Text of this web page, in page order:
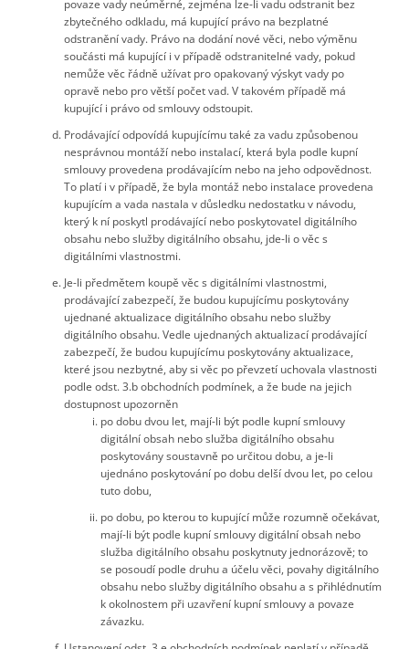
povaze vady neúměrné, zejména lze-li vadu odstranit bez
zbytečného odkladu, má kupující právo na bezplatné
odstranění vady. Právo na dodání nové věci, nebo výměnu
součásti má kupující i v případě odstranitelné vady, pokud
nemůže věc řádně užívat pro opakovaný výskyt vady po
opravě nebo pro větší počet vad. V takovém případě má
kupující i právo od smlouvy odstoupit.
Prodávající odpovídá kupujícímu také za vadu způsobenou
nesprávnou montáží nebo instalací, která byla podle kupní
smlouvy provedena prodávajícím nebo na jeho odpovědnost.
To platí i v případě, že byla montáž nebo instalace provedena
kupujícím a vada nastala v důsledku nedostatku v návodu,
který k ní poskytl prodávající nebo poskytovatel digitálního
obsahu nebo služby digitálního obsahu, jde-li o věc s
digitálními vlastnostmi.
Je-li předmětem koupě věc s digitálními vlastnostmi,
prodávající zabezpečí, že budou kupujícímu poskytovány
ujednané aktualizace digitálního obsahu nebo služby
digitálního obsahu. Vedle ujednaných aktualizací prodávající
zabezpečí, že budou kupujícímu poskytovány aktualizace,
které jsou nezbytné, aby si věc po převzetí uchovala vlastnosti
podle odst. 3.b obchodních podmínek, a že bude na jejich
dostupnost upozorněn
po dobu dvou let, mají-li být podle kupní smlouvy
digitální obsah nebo služba digitálního obsahu
poskytovány soustavně po určitou dobu, a je-li
ujednáno poskytování po dobu delší dvou let, po celou
tuto dobu,
po dobu, po kterou to kupující může rozumně očekávat,
mají-li být podle kupní smlouvy digitální obsah nebo
služba digitálního obsahu poskytnuty jednorázově; to
se posoudí podle druhu a účelu věci, povahy digitálního
obsahu nebo služby digitálního obsahu a s přihlédnutím
k okolnostem při uzavření kupní smlouvy a povaze
závazku.